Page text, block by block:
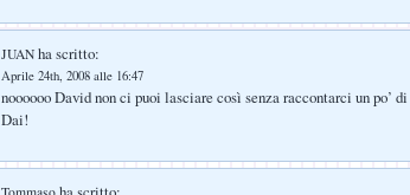
JUAN ha scritto:
Aprile 24th, 2008 alle 16:47
noooooo David non ci puoi lasciare così senza raccontarci un po’
Dai!